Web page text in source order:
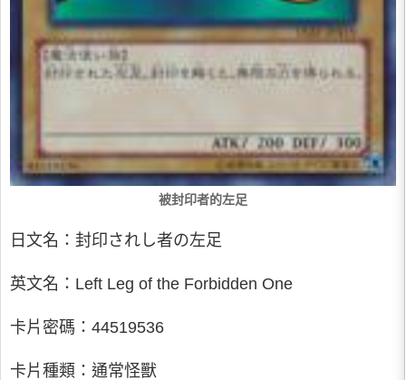
被封印者的左足
日文名：封印されし者の左足
英文名：Left Leg of the Forbidden One
卡片密碼：44519536
卡片種類：通常怪獸